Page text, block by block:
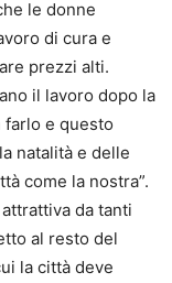
le donne
di cura e
prezzi alti.
il lavoro dopo la
e questo
natalità e delle
come la nostra”.
da tanti
al resto del
la città deve